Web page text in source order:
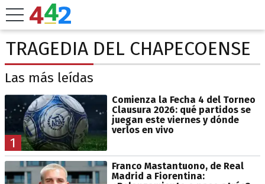
TRAGEDIA DEL CHAPECOENSE
Las más leídas
1
Comienza la Fecha 4 del Torneo
Clausura 2026: qué partidos se
juegan este viernes y dónde
verlos en vivo
Franco Mastantuono, de Real
Madrid a Fiorentina: